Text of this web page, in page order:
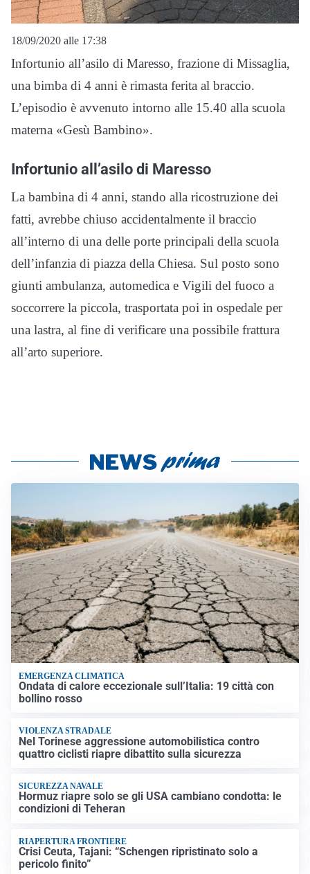
18/09/2020 alle 17:38
Infortunio all’asilo di Maresso, frazione di Missaglia,
una bimba di 4 anni è rimasta ferita al braccio.
L’episodio è avvenuto intorno alle 15.40 alla scuola
materna «Gesù Bambino».
Infortunio all’asilo di Maresso
La bambina di 4 anni, stando alla ricostruzione dei
fatti, avrebbe chiuso accidentalmente il braccio
all’interno di una delle porte principali della scuola
dell’infanzia di piazza della Chiesa. Sul posto sono
giunti ambulanza, automedica e Vigili del fuoco a
soccorrere la piccola, trasportata poi in ospedale per
una lastra, al fine di verificare una possibile frattura
all’arto superiore.
EMERGENZA CLIMATICA
Ondata di calore eccezionale sull’Italia: 19 città con
bollino rosso
VIOLENZA STRADALE
Nel Torinese aggressione automobilistica contro
quattro ciclisti riapre dibattito sulla sicurezza
SICUREZZA NAVALE
Hormuz riapre solo se gli USA cambiano condotta: le
condizioni di Teheran
RIAPERTURA FRONTIERE
Crisi Ceuta, Tajani: “Schengen ripristinato solo a
pericolo finito”